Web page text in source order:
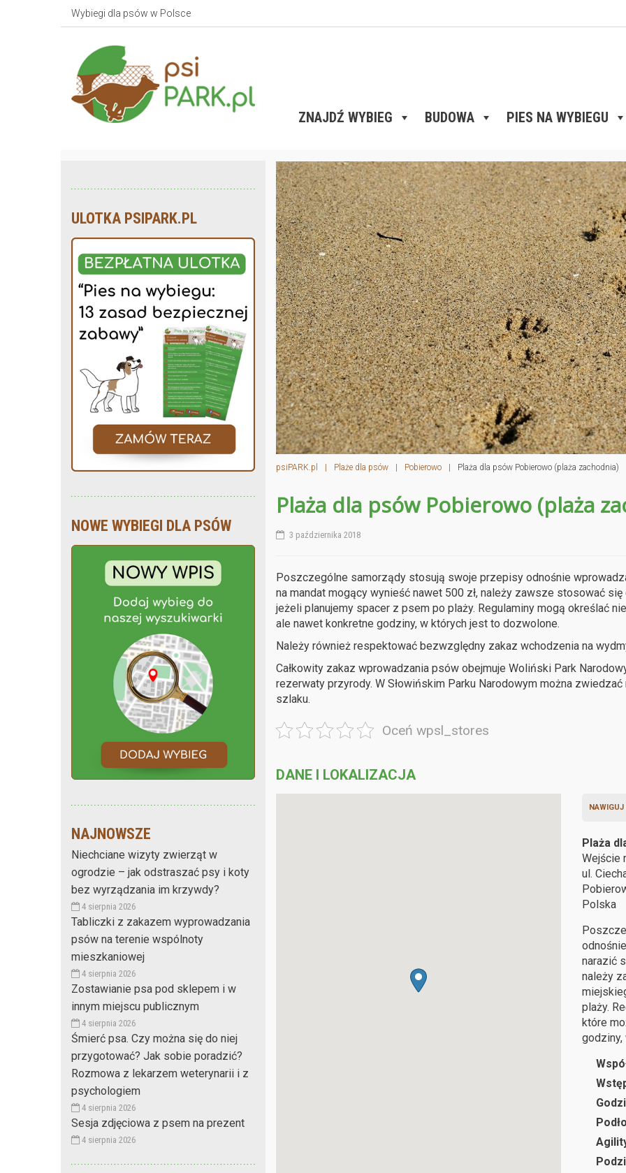
Wybiegi dla psów w Polsce
ZNAJDŹ WYBIEG BUDOWA PIES NA WYBIEGU
ULOTKA PSIPARK.PL
NOWE WYBIEGI DLA PSÓW
NAJNOWSZE
Niechciane wizyty zwierząt w
ogrodzie – jak odstraszać psy i koty
bez wyrządzania im krzywdy?
4 sierpnia 2026
Tabliczki z zakazem wyprowadzania
psów na terenie wspólnoty
mieszkaniowej
4 sierpnia 2026
Zostawianie psa pod sklepem i w
innym miejscu publicznym
4 sierpnia 2026
Śmierć psa. Czy można się do niej
przygotować? Jak sobie poradzić?
Rozmowa z lekarzem weterynarii i z
psychologiem
4 sierpnia 2026
Sesja zdjęciowa z psem na prezent
4 sierpnia 2026
psiPARK.pl | Plaże dla psów | Pobierowo | Plaża dla psów Pobierowo (plaża zachodnia)
Plaża dla psów Pobierowo (plaża
3 października 2018
Poszczególne samorządy stosują swoje przepisy odnośnie
na mandat mogący wynieść nawet 500 zł, należy zawsze stosować
jeżeli planujemy spacer z psem po plaży. Regulaminy mogą określać
ale nawet konkretne godziny, w których jest to dozwolone.
Należy również respektować bezwzględny zakaz wchodzenia na
Całkowity zakaz wprowadzania psów obejmuje Woliński Park
rezerwaty przyrody. W Słowińskim Parku Narodowym można
szlaku.
Oceń wpsl_stores
DANE I LOKALIZACJA
NAWIGUJ
Plaża
Wejście
ul.
Polska
narazić
należy
plaży.
które
godziny,